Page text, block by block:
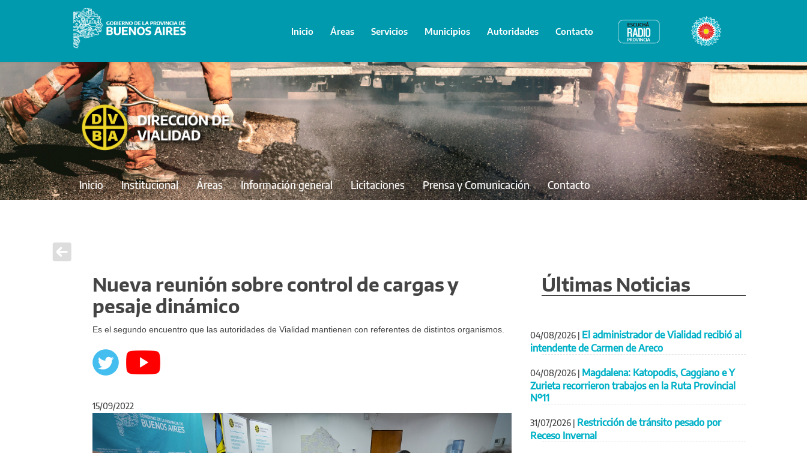
Inicio Áreas Servicios Municipios Autoridades Contacto Radio Provincia Bicentenario
Inicio Institucional Áreas Información general Licitaciones Prensa y Comunicación Contacto
Nueva reunión sobre control de cargas y
pesaje dinámico
Es el segundo encuentro que las autoridades de Vialidad mantienen con referentes de distintos organismos.
15/09/2022
Anterior Siguiente
Últimas Noticias
04/08/2026 | El administrador de Vialidad recibió al
intendente de Carmen de Areco
04/08/2026 | Magdalena: Katopodis, Caggiano e Y
Zurieta recorrieron trabajos en la Ruta Provincial
Nº11
31/07/2026 | Restricción de tránsito pesado por
Receso Invernal